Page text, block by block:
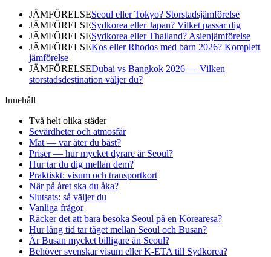
JÄMFÖRELSESeoul eller Tokyo? Storstadsjämförelse
JÄMFÖRELSESydkorea eller Japan? Vilket passar dig
JÄMFÖRELSESydkorea eller Thailand? Asienjämförelse
JÄMFÖRELSEKos eller Rhodos med barn 2026? Komplett
jämförelse
JÄMFÖRELSEDubai vs Bangkok 2026 — Vilken
storstadsdestination väljer du?
Innehåll
Två helt olika städer
Sevärdheter och atmosfär
Mat — var äter du bäst?
Priser — hur mycket dyrare är Seoul?
Hur tar du dig mellan dem?
Praktiskt: visum och transportkort
När på året ska du åka?
Slutsats: så väljer du
Vanliga frågor
Räcker det att bara besöka Seoul på en Korearesa?
Hur lång tid tar tåget mellan Seoul och Busan?
Är Busan mycket billigare än Seoul?
Behöver svenskar visum eller K-ETA till Sydkorea?